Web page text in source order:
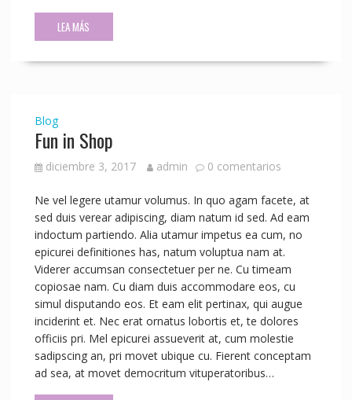
LEA MÁS
Blog
Fun in Shop
diciembre 3, 2017 admin 0 comentarios
Ne vel legere utamur volumus. In quo agam facete, at
sed duis verear adipiscing, diam natum id sed. Ad eam
indoctum partiendo. Alia utamur impetus ea cum, no
epicurei definitiones has, natum voluptua nam at.
Viderer accumsan consectetuer per ne. Cu timeam
copiosae nam. Cu diam duis accommodare eos, cu
simul disputando eos. Et eam elit pertinax, qui augue
inciderint et. Nec erat ornatus lobortis et, te dolores
officiis pri. Mel epicurei assueverit at, cum molestie
sadipscing an, pri movet ubique cu. Fierent conceptam
ad sea, at movet democritum vituperatoribus…